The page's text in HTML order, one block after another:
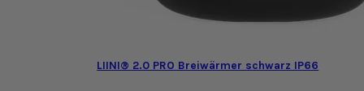
LIINI® 2.0 PRO Breiwärmer schwarz IP66